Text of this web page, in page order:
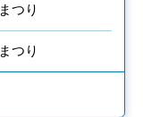
つり
つり